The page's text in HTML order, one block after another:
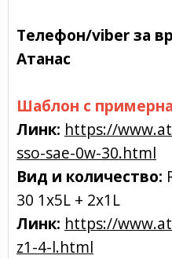
Телефон/viber за
Атанас
Шаблон с
Линк: https://
sso-sae-0w-30.html
Вид и количество:
30 1x5L + 2х1L
Линк: https://
z1-4-l.html